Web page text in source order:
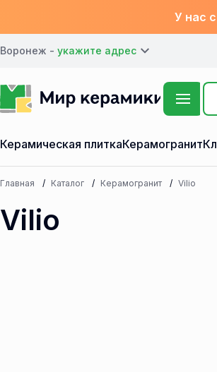
У нас
Воронеж -
Керамическая плиткаКерамогранит
Главная Каталог Керамогранит Vilio
Vilio